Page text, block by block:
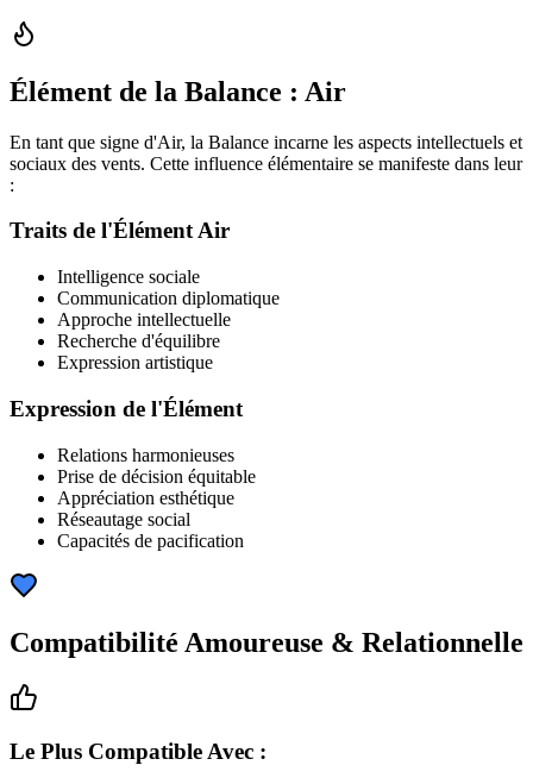
Élément de la Balance : Air
En tant que signe d'Air, la Balance incarne les aspects intellectuels et
sociaux des vents. Cette influence élémentaire se manifeste dans leur
:
Traits de l'Élément Air
Intelligence sociale
Communication diplomatique
Approche intellectuelle
Recherche d'équilibre
Expression artistique
Expression de l'Élément
Relations harmonieuses
Prise de décision équitable
Appréciation esthétique
Réseautage social
Capacités de pacification
Compatibilité Amoureuse & Relationnelle
Le Plus Compatible Avec :